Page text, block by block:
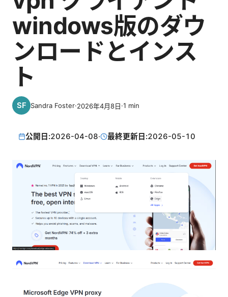
windows版のダウ
ンロードとインス
ト
Sandra Foster·2026年4月8日·1 min
公開日:2026-04-08· 最終更新日:2026-05-10